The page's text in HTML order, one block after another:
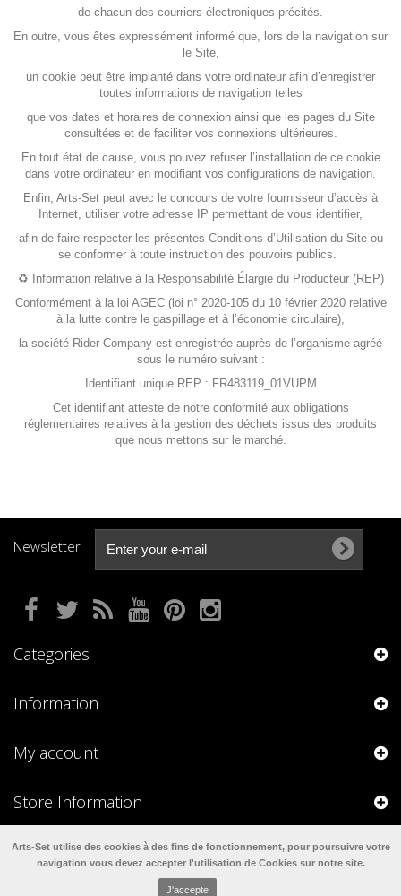
Arts-Set utilise des cookies à des fins de fonctionnement, pour poursuivre votre
navigation vous devez accepter l'utilisation de Cookies sur notre site.
J'accepte
de chacun des courriers électroniques précités.
En outre, vous êtes expressément informé que, lors de la navigation sur
le Site,
un cookie peut être implanté dans votre ordinateur afin d’enregistrer
toutes informations de navigation telles
que vos dates et horaires de connexion ainsi que les pages du Site
consultées et de faciliter vos connexions ultérieures.
En tout état de cause, vous pouvez refuser l’installation de ce cookie
dans votre ordinateur en modifiant vos configurations de navigation.
Enfin, Arts-Set peut avec le concours de votre fournisseur d’accès à
Internet, utiliser votre adresse IP permettant de vous identifier,
afin de faire respecter les présentes Conditions d’Utilisation du Site ou
se conformer à toute instruction des pouvoirs publics.
♻️ Information relative à la Responsabilité Élargie du Producteur (REP)
Conformément à la loi AGEC (loi n° 2020-105 du 10 février 2020 relative
à la lutte contre le gaspillage et à l’économie circulaire),
la société Rider Company est enregistrée auprès de l’organisme agréé
sous le numéro suivant :
Identifiant unique REP : FR483119_01VUPM
Cet identifiant atteste de notre conformité aux obligations
réglementaires relatives à la gestion des déchets issus des produits
que nous mettons sur le marché.
Newsletter
Categories
Information
My account
Store Information